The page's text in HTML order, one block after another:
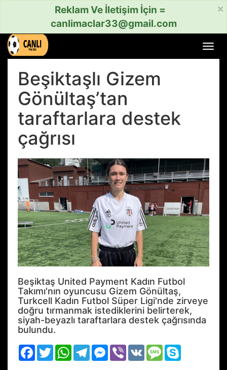
×
Reklam Ve İletişim İçin =
canlimaclar33@gmail.com
aç
Beşiktaşlı Gizem
Gönültaş’tan
taraftarlara destek
çağrısı
Beşiktaş United Payment Kadın Futbol
Takımı'nın oyuncusu Gizem Gönültaş,
Turkcell Kadın Futbol Süper Ligi'nde zirveye
doğru tırmanmak istediklerini belirterek,
siyah-beyazlı taraftarlara destek çağrısında
bulundu.
Facebook
TwitterWhatsAppTelegramMessenger
Viber VK Message